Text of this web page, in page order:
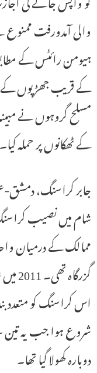
والی آمدورفت ممنوع
ہیومن رائٹس کے
کے قریب جھڑپوں کے
مسلح گروہوں نے
کے ٹھکانوں پر حملہ کیا۔
جابر کراسنگ، دمشق-
شام میں نصیب
ممالک کے درمیان
دوبارہ کھولا گیا تھا۔